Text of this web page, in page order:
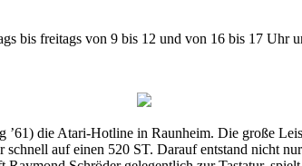
bis freitags von 9 bis 12 und von 16 bis 17 Uhr
die Atari-Hotline in Raunheim. Die große
auf einen 520 ST. Darauf entstand nicht